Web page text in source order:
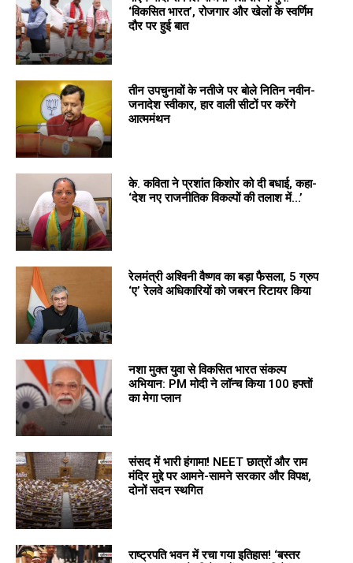
‘विकसित भारत’, रोजगार और खेलों के स्वर्णिम
दौर पर हुई बात
तीन उपचुनावों के नतीजे पर बोले नितिन नवीन-
जनादेश स्वीकार, हार वाली सीटों पर करेंगे
आत्ममंथन
के. कविता ने प्रशांत किशोर को दी बधाई, कहा-
‘देश नए राजनीतिक विकल्पों की तलाश में…’
रेलमंत्री अश्विनी वैष्णव का बड़ा फैसला, 5 ग्रुप
‘ए’ रेलवे अधिकारियों को जबरन रिटायर किया
नशा मुक्त युवा से विकसित भारत संकल्प
अभियान: PM मोदी ने लॉन्च किया 100 हफ्तों
का मेगा प्लान
संसद में भारी हंगामा! NEET छात्रों और राम
मंदिर मुद्दे पर आमने-सामने सरकार और विपक्ष,
दोनों सदन स्थगित
राष्ट्रपति भवन में रचा गया इतिहास! ‘बस्तर